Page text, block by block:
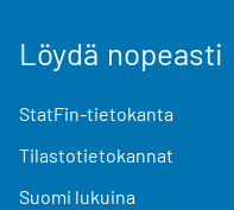
Löydä nopeasti
StatFin-tietokanta
Tilastotietokannat
Suomi lukuina